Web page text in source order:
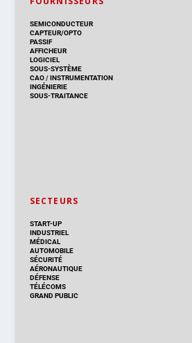
SEMICONDUCTEUR
CAPTEUR/OPTO
PASSIF
AFFICHEUR
LOGICIEL
SOUS-SYSTÈME
CAO/INSTRUMENTATION
INGÉNIERIE
SOUS-TRAITANCE
SECTEURS
START-UP
INDUSTRIEL
MÉDICAL
AUTOMOBILE
SÉCURITÉ
AÉRONAUTIQUE
DÉFENSE
TÉLÉCOMS
GRAND PUBLIC